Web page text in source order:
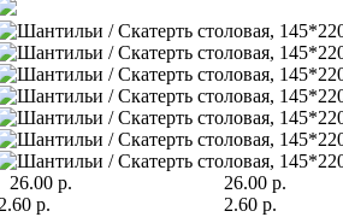
26.00 р.
р.
26.00 р.
2.60 р.